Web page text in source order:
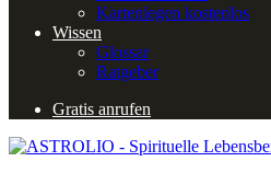
Kartenlegen kostenlos
Wissen
Glossar
Ratgeber
Gratis anrufen